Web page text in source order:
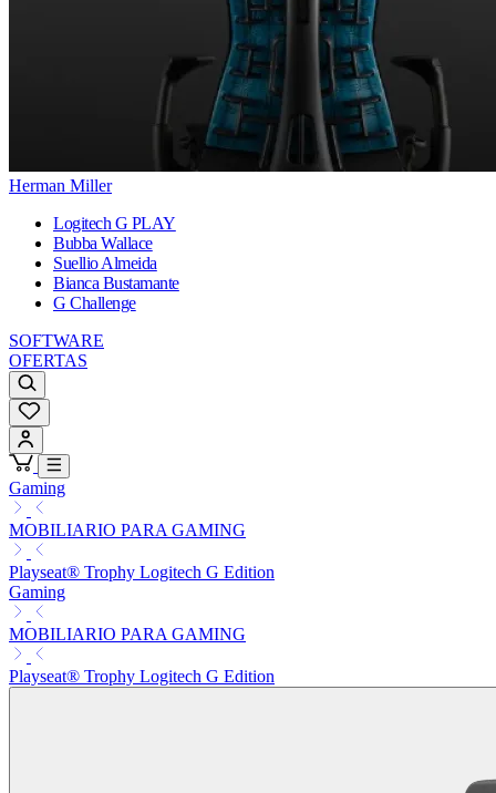
Herman Miller
Logitech G PLAY
Bubba Wallace
Suellio Almeida
Bianca Bustamante
G Challenge
SOFTWARE
OFERTAS
Gaming
MOBILIARIO PARA GAMING
Playseat® Trophy Logitech G Edition
Gaming
MOBILIARIO PARA GAMING
Playseat® Trophy Logitech G Edition